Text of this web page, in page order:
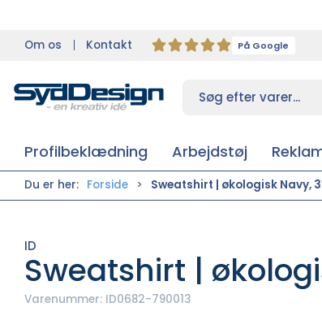
Om os Kontakt På Google
Profilbeklædning Arbejdstøj
Du er her: Forside Sweatshirt | økologisk Navy,
ID
Sweatshirt |
Varenummer: ID0682-790013